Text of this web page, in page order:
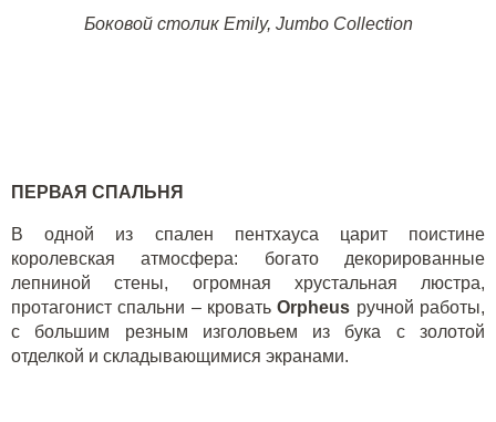
Боковой столик Emily, Jumbo Collection
ПЕРВАЯ СПАЛЬНЯ
В одной из спален пентхауса царит поистине
королевская атмосфера: богато декорированные
лепниной стены, огромная хрустальная люстра,
протагонист спальни – кроватьOrpheus ручной работы,
с большим резным изголовьем из бука с золотой
отделкой и складывающимися экранами.